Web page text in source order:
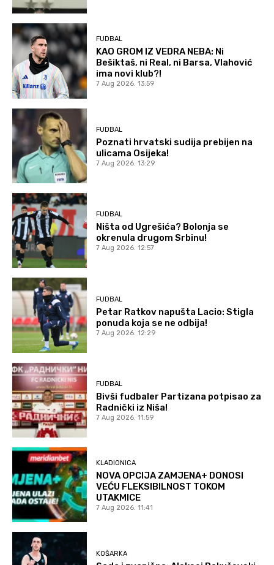
FUDBAL
KAO GROM IZ VEDRA NEBA: Ni
Bešiktaš, ni Real, ni Barsa, Vlahović
ima novi klub?!
7 Aug 2026. 13:59
FUDBAL
Poznati hrvatski sudija prebijen na
ulicama Osijeka!
7 Aug 2026. 13:29
FUDBAL
Ništa od Ugrešića? Bolonja se
okrenula drugom Srbinu!
7 Aug 2026. 12:57
FUDBAL
Petar Ratkov napušta Lacio: Stigla
ponuda koja se ne odbija!
7 Aug 2026. 12:29
FUDBAL
Bivši fudbaler Partizana potpisao za
Radnički iz Niša!
7 Aug 2026. 11:59
KLADIONICA
NOVA OPCIJA ZAMJENA+ DONOSI
VEĆU FLEKSIBILNOST TOKOM
UTAKMICE
7 Aug 2026. 11:41
KOŠARKA